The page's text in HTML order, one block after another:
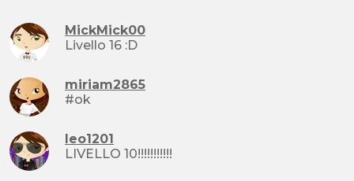
MickMick00
Livello 16 :D
miriam2865
#ok
leo1201
LIVELLO 10!!!!!!!!!!!